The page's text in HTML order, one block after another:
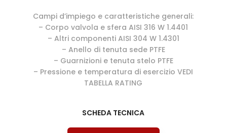
Campi d’impiego e caratteristiche generali:
– Corpo valvola e sfera AISI 316 W 1.4401
– Altri componenti AISI 304 W 1.4301
– Anello di tenuta sede PTFE
– Guarnizioni e tenuta stelo PTFE
– Pressione e temperatura di esercizio VEDI
TABELLA RATING
SCHEDA TECNICA